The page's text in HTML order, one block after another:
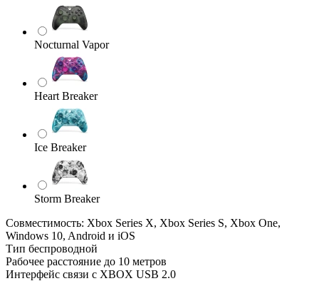
Nocturnal Vapor
Heart Breaker
Ice Breaker
Storm Breaker
Совместимость: Xbox Series X, Xbox Series S, Xbox One,
Windows 10, Android и iOS
Тип беспроводной
Рабочее расстояние до 10 метров
Интерфейс связи с XBOX USB 2.0